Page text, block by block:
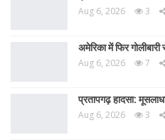
Aug 6, 2026 3
अमेरिका में फिर
Aug 6, 2026 7
प्रतापगढ़ हादसा:
Aug 6, 2026 3